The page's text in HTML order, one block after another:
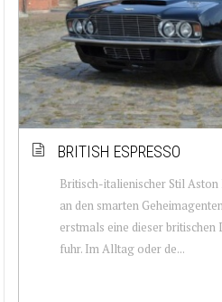
BRITISH ESPRESSO
Britisch-italienischer Stil
an den smarten
erstmals eine dieser britischen
fuhr. Im Alltag oder de...